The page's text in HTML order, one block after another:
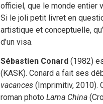
officiel, que le monde entier
Si le joli petit livret en
artistique et conceptuelle,
d’un visa.
Sébastien Conard (1982)
(KASK). Conard a fait ses
vacances(Imprimitiv, 2010).
roman photo Lama China